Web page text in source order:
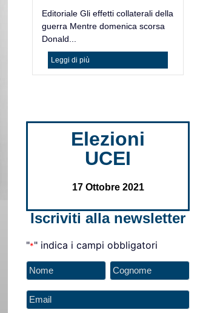
Editoriale Gli effetti collaterali della
guerra Mentre domenica scorsa
Donald...
Leggi di più
Elezioni
UCEI
17 Ottobre 2021
Iscriviti alla newsletter
"*" indica i campi obbligatori
Nome
*
Email
*